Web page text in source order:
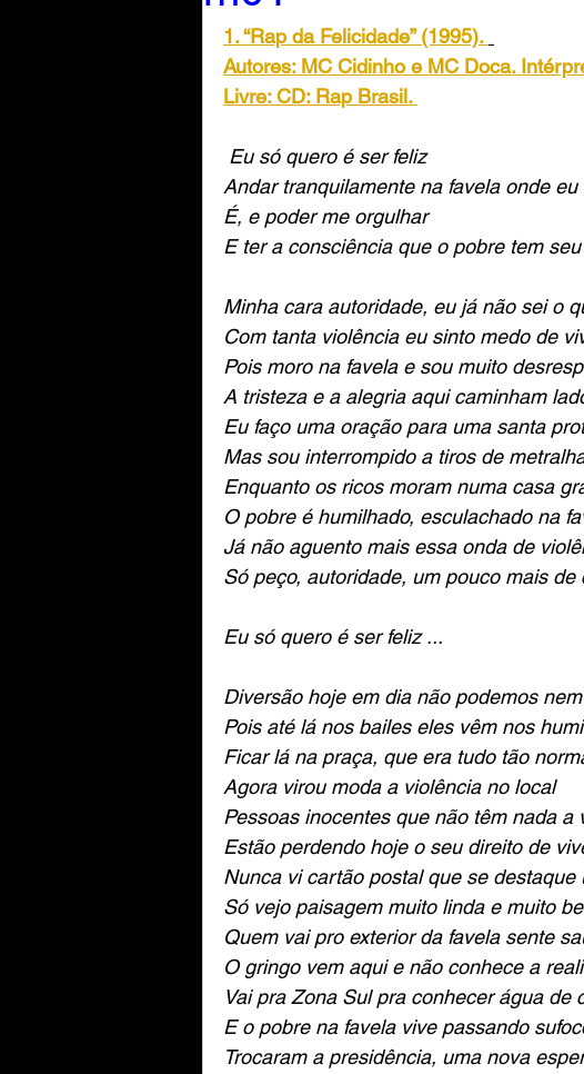
00.04.Guerra do Paraguai
00.08.Nasce a república
00.10.Tão jovem, tão velha
01.01.Anexo 01 01.02.Revolução
01.02.Anexo 02 01.03.De 1931 a
01.04.Brasil na guerra
01.05.Democratização
01.06.Anos dourados
02.07.Ditadura e resistência
02.08.Vai acabar a ditadura
03.09.Que país é este?
1. “Rap da Felicidade” (1995).
Autores: MC Cidinho e MC Doca.
Livre: CD: Rap Brasil.
Eu só quero é ser feliz
Andar tranquilamente na favela onde
É, e poder me orgulhar
E ter a consciência que o pobre tem
Minha cara autoridade, eu já não sei o
Com tanta violência eu sinto medo de
Pois moro na favela e sou muito
A tristeza e a alegria aqui caminham
Eu faço uma oração para uma santa
Mas sou interrompido a tiros de
Enquanto os ricos moram numa casa
O pobre é humilhado, esculachado na
Já não aguento mais essa onda de
Só peço, autoridade, um pouco mais de
Eu só quero é ser feliz ...
Diversão hoje em dia não podemos
Pois até lá nos bailes eles vêm nos
Ficar lá na praça, que era tudo tão
Agora virou moda a violência no local
Pessoas inocentes que não têm nada a
Estão perdendo hoje o seu direito de
Nunca vi cartão postal que se destaque
Só vejo paisagem muito linda e muito
Quem vai pro exterior da favela sente
O gringo vem aqui e não conhece a
Vai pra Zona Sul pra conhecer água de
E o pobre na favela vive passando
Trocaram a presidência, uma nova